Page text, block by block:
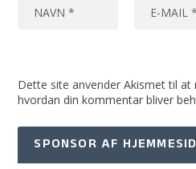
Dette site anvender Akismet til at
hvordan din kommentar bliver
SPONSOR AF